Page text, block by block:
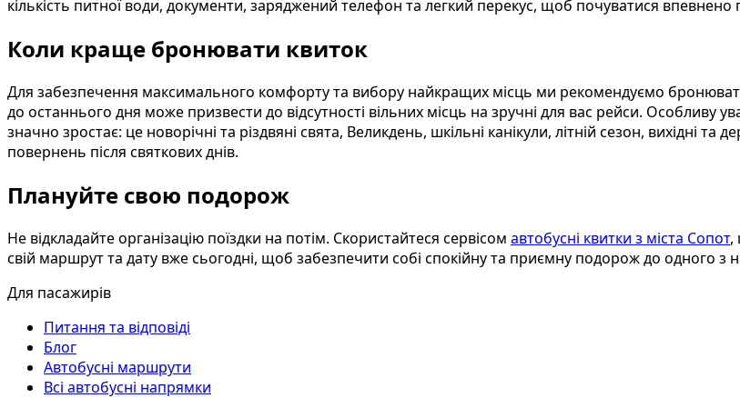
кількість питної води, документи, заряджений телефон та легкий перекус, щоб почуватися впевнено
Коли краще бронювати квиток
Для забезпечення максимального комфорту та вибору найкращих місць ми рекомендуємо
до останнього дня може призвести до відсутності вільних місць на зручні для вас рейси. Особливу
значно зростає: це новорічні та різдвяні свята, Великдень, шкільні канікули, літній сезон, вихідні
повернень після святкових днів.
Плануйте свою подорож
Не відкладайте організацію поїздки на потім. Скористайтеся сервісом автобусні квитки з міста Сопот,
свій маршрут та дату вже сьогодні, щоб забезпечити собі спокійну та приємну подорож до одного з
Для пасажирів
Питання та відповіді
Блог
Автобусні маршрути
Всі автобусні напрямки